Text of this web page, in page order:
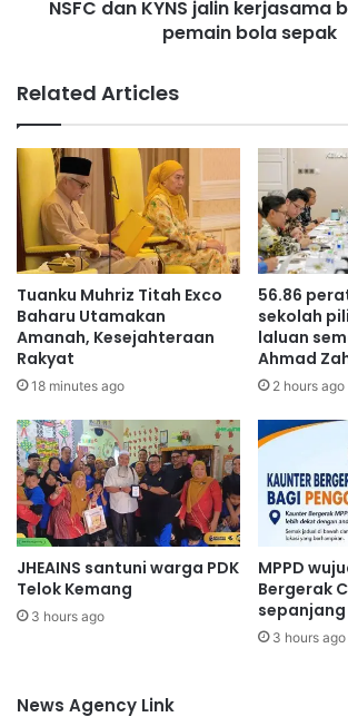
a
l
a
m
J
e
a
h
K
a
i
h
R
a
m
a
d
h
a
l
i
n
k
e
r
s
a
m
a
b
n
a
k
e
r
j
a
y
a
a
NSFC dan KYNS jalin kerjasama
pemain bola sepak
Related Articles
Tuanku Muhriz Titah Exco
Baharu Utamakan
Amanah, Kesejahteraan
Rakyat
18 minutes ago
56.86
sekolah
laluan
Ahmad
2 hours ago
JHEAINS santuni warga PDK
Telok Kemang
3 hours ago
MPPD
Bergerak
3 hours ago
News Agency Link